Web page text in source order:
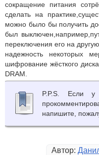
сокращение питания
сделать на
можно было бы получить
был
переключения его на
надежность некоторых
шифрование жёсткого
DRAM.
P.P.S. Если
напишите,
Автор: